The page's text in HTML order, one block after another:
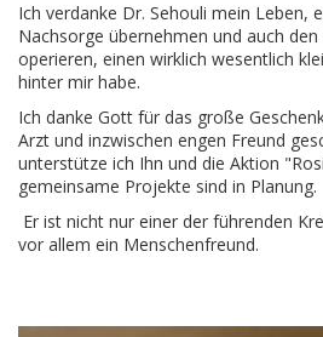
Ich verdanke Dr. Sehouli mein Leben,
Nachsorge übernehmen und auch
operieren, einen wirklich wesentlich
hinter mir habe.
Ich danke Gott für das große
Arzt und inzwischen engen Freund
unterstütze ich Ihn und die Aktion
gemeinsame Projekte sind in Planung.
Er ist nicht nur einer der führenden
vor allem ein Menschenfreund.